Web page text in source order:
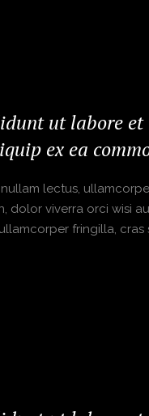
ut labore et
ex ea
lectus,
dolor viverra orci wisi
fringilla, cras